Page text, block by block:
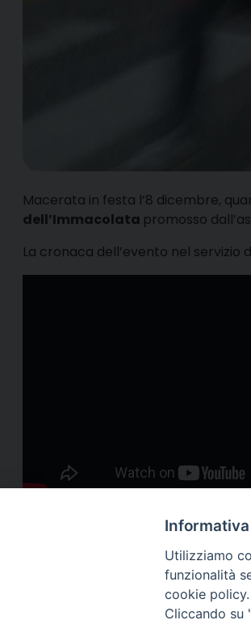
Macerata in festa l’8 dicembre,
dell’Immacolata promosso
La cronaca dell’evento nel servizio
Informativa
Utilizziamo
funzionalità
cookie policy.
Cliccando su